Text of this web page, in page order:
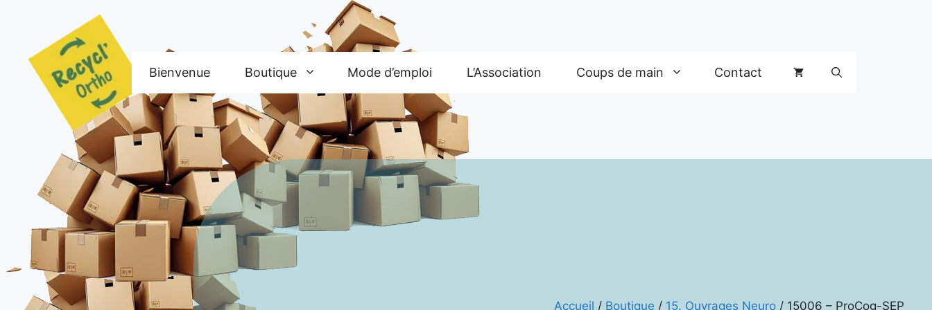
Bienvenue Boutique Mode d’emploi L’Association Coups de main Contact
Accueil / Boutique / 15. Ouvrages Neuro / 15006 – ProCog-SEP